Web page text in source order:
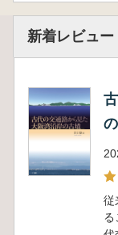
新着レビュー
従
る